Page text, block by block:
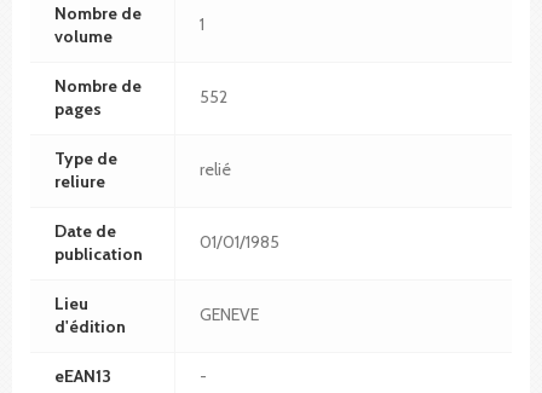
Nombre de
volume
1
Nombre de
pages
552
Type de
reliure
relié
Date de
publication
01/01/1985
Lieu
d'édition
GENEVE
eEAN13 -